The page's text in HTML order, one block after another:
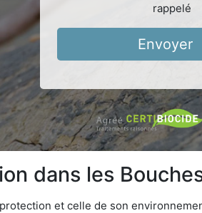
rappelé
Envoyer
dans les
et celle de son